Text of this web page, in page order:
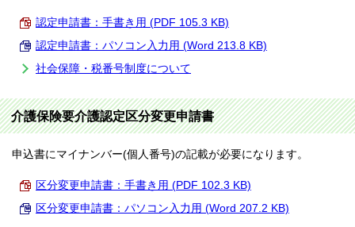
認定申請書：手書き用 (PDF 105.3 KB)
認定申請書：パソコン入力用 (Word 213.8 KB)
社会保障・税番号制度について
介護保険要介護認定区分変更申請書
申込書にマイナンバー(個人番号)の記載が必要になります。
区分変更申請書：手書き用 (PDF 102.3 KB)
区分変更申請書：パソコン入力用 (Word 207.2 KB)